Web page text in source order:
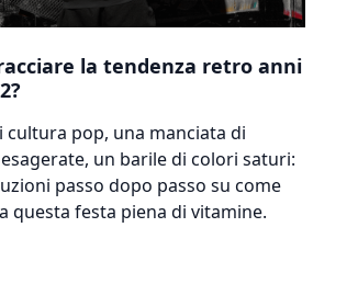
la tendenza retro anni
cultura pop, una manciata di
un barile di colori saturi:
passo dopo passo su come
questa festa piena di vitamine.